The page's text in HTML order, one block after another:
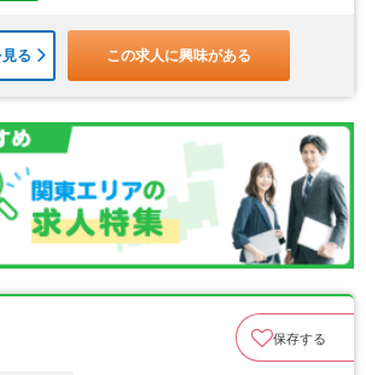
る この求人に興味がある
保存する